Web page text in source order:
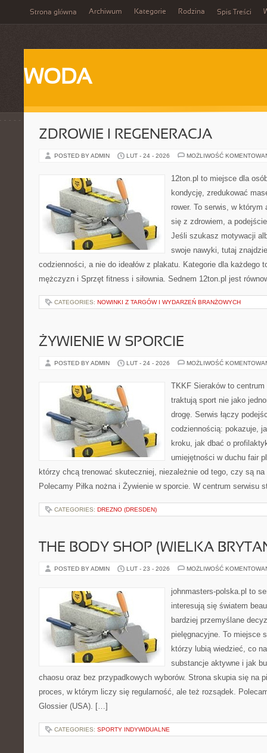
Strona główna Archiwum Kategorie Rodzina Spis Treści
WODA
ZDROWIE I REGENERACJA
POSTED BY ADMIN LUT - 24 - 2026 MOŻLIWOŚĆ
12ton.pl to miejsce dla
kondycję, zredukować
rower. To serwis, w
się z zdrowiem, a
Jeśli szukasz motywacji
swoje nawyki, tutaj
codzienności, a nie do ideałów z plakatu. Kategorie dla każdego
mężczyzn i Sprzęt fitness i siłownia. Sednem 12ton.pl jest
CATEGORIES: NOWINKI Z TARGÓW I WYDARZEŃ BRANŻOWYCH
ŻYWIENIE W SPORCIE
POSTED BY ADMIN LUT - 24 - 2026 MOŻLIWOŚĆ
TKKF Sieraków to
traktują sport nie jako
drogę. Serwis łączy
codziennością: pokazuje,
kroku, jak dbać o
umiejętności w duchu fair
którzy chcą trenować skuteczniej, niezależnie od tego, czy są
Polecamy Piłka nożna i Żywienie w sporcie. W centrum serwisu
CATEGORIES: DREZNO (DRESDEN)
THE BODY SHOP (WIELKA
POSTED BY ADMIN LUT - 23 - 2026 MOŻLIWOŚĆ
johnmasters-polska.pl to
interesują się światem
bardziej przemyślane
pielęgnacyjne. To miejsce
którzy lubią wiedzieć, co
substancje aktywne i jak
chaosu oraz bez przypadkowych wyborów. Strona skupia się na
proces, w którym liczy się regularność, ale też rozsądek.
Glossier (USA). […]
CATEGORIES: SPORTY INDYWIDUALNE